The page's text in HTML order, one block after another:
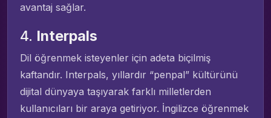
avantaj sağlar.
4. Interpals
Dil öğrenmek isteyenler için adeta biçilmiş
kaftandır. Interpals, yıllardır “penpal” kültürünü
dijital dünyaya taşıyarak farklı milletlerden
kullanıcıları bir araya getiriyor. İngilizce öğrenmek